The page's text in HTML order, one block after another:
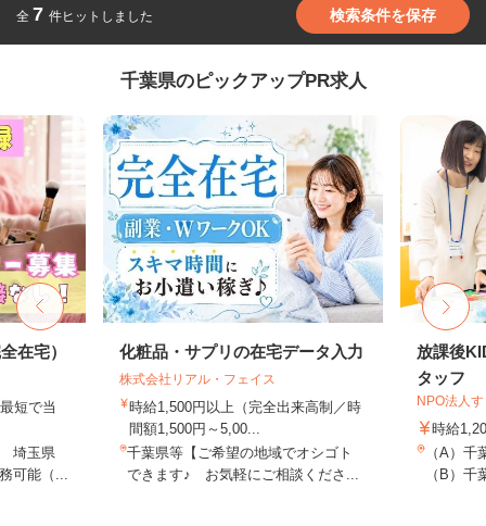
全 7 件ヒットしました 検索条件を保存
千葉県のピックアップPR求人
在宅）
短で当
埼玉県
可能（...
化粧品・サプリの在宅データ入力
株式会社リアル・フェイス
時給1,500円以上（完全出来高制／時
間額1,500円～5,00...
千葉県等【ご希望の地域でオシゴト
できます♪ お気軽にご相談くださ...
放課後
タッフ
NPO法人
時給
（A）
（B）